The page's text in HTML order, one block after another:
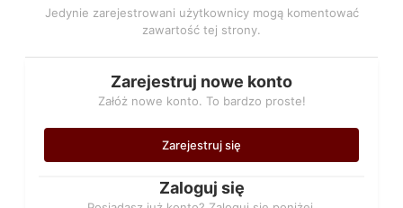
Jedynie zarejestrowani użytkownicy mogą komentować
zawartość tej strony.
Zarejestruj nowe konto
Załóż nowe konto. To bardzo proste!
Zarejestruj się
Zaloguj się